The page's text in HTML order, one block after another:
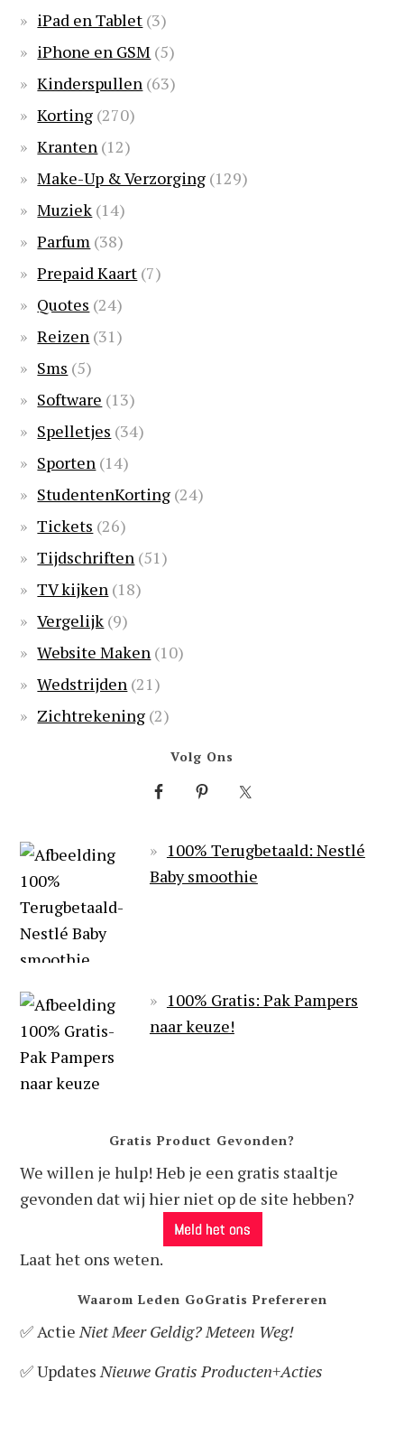
iPad en Tablet (3)
iPhone en GSM (5)
Kinderspullen (63)
Korting (270)
Kranten (12)
Make-Up & Verzorging (129)
Muziek (14)
Parfum (38)
Prepaid Kaart (7)
Quotes (24)
Reizen (31)
Sms (5)
Software (13)
Spelletjes (34)
Sporten (14)
StudentenKorting (24)
Tickets (26)
Tijdschriften (51)
TV kijken (18)
Vergelijk (9)
Website Maken (10)
Wedstrijden (21)
Zichtrekening (2)
Volg Ons
100% Terugbetaald: Nestlé
Baby smoothie
100% Gratis: Pak Pampers
naar keuze!
Gratis Product Gevonden?
We willen je hulp! Heb je een gratis staaltje
gevonden dat wij hier niet op de site hebben?
Laat het ons weten.
Waarom Leden GoGratis Prefereren
✅ ActieNiet Meer Geldig? Meteen Weg!
✅ UpdatesNieuwe Gratis Producten+Acties